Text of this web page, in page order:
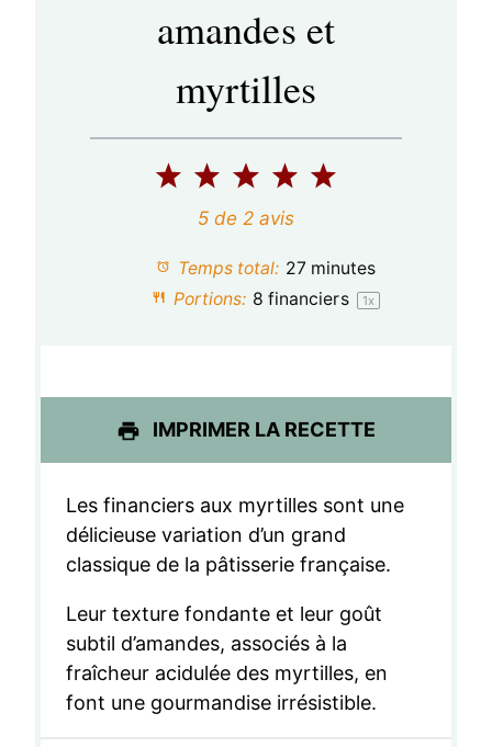
amandes et
myrtilles
5
t
o
e
s
4
t
o
e
s
3
é
t
o
e
s
2
é
t
o
e
s
1
t
o
e
5de 2 avis
Temps total: 27 minutes
Portions: 8 financiers 1x
IMPRIMER LA RECETTE
Les financiers aux myrtilles sont une
délicieuse variation d’un grand
classique de la pâtisserie française.
Leur texture fondante et leur goût
subtil d’amandes, associés à la
fraîcheur acidulée des myrtilles, en
font une gourmandise irrésistible.